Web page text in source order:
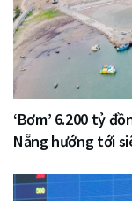
‘Bơm’ 6.200 tỷ
Nẵng hướng tới